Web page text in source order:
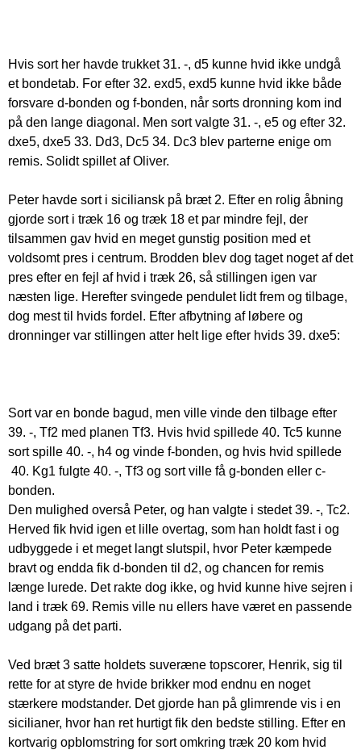
Hvis sort her havde trukket 31. -, d5 kunne hvid ikke undgå
et bondetab. For efter 32. exd5, exd5 kunne hvid ikke både
forsvare d-bonden og f-bonden, når sorts dronning kom ind
på den lange diagonal. Men sort valgte 31. -, e5 og efter 32.
dxe5, dxe5 33. Dd3, Dc5 34. Dc3 blev parterne enige om
remis. Solidt spillet af Oliver.
Peter havde sort i siciliansk på bræt 2. Efter en rolig åbning
gjorde sort i træk 16 og træk 18 et par mindre fejl, der
tilsammen gav hvid en meget gunstig position med et
voldsomt pres i centrum. Brodden blev dog taget noget af det
pres efter en fejl af hvid i træk 26, så stillingen igen var
næsten lige. Herefter svingede pendulet lidt frem og tilbage,
dog mest til hvids fordel. Efter afbytning af løbere og
dronninger var stillingen atter helt lige efter hvids 39. dxe5:
Sort var en bonde bagud, men ville vinde den tilbage efter
39. -, Tf2 med planen Tf3. Hvis hvid spillede 40. Tc5 kunne
sort spille 40. -, h4 og vinde f-bonden, og hvis hvid spillede
40. Kg1 fulgte 40. -, Tf3 og sort ville få g-bonden eller c-
bonden.
Den mulighed overså Peter, og han valgte i stedet 39. -, Tc2.
Herved fik hvid igen et lille overtag, som han holdt fast i og
udbyggede i et meget langt slutspil, hvor Peter kæmpede
bravt og endda fik d-bonden til d2, og chancen for remis
længe lurede. Det rakte dog ikke, og hvid kunne hive sejren i
land i træk 69. Remis ville nu ellers have været en passende
udgang på det parti.
Ved bræt 3 satte holdets suveræne topscorer, Henrik, sig til
rette for at styre de hvide brikker mod endnu en noget
stærkere modstander. Det gjorde han på glimrende vis i en
sicilianer, hvor han ret hurtigt fik den bedste stilling. Efter en
kortvarig opblomstring for sort omkring træk 20 kom hvid